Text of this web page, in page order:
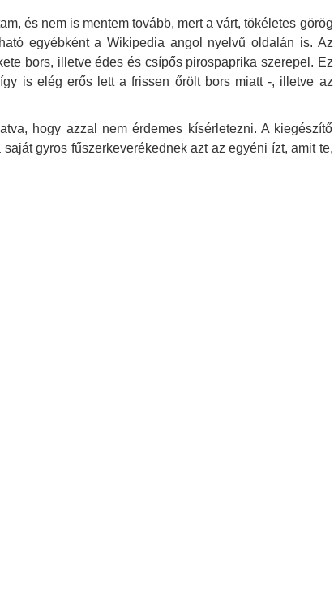
és nem is mentem tovább, mert a várt, tökéletes görög
egyébként a Wikipedia angol nyelvű oldalán is. Az
bors, illetve édes és csípős pirospaprika szerepel. Ez
is elég erős lett a frissen őrölt bors miatt -, illetve az
hogy azzal nem érdemes kísérletezni. A kiegészítő
gyros fűszerkeverékednek azt az egyéni ízt, amit te,